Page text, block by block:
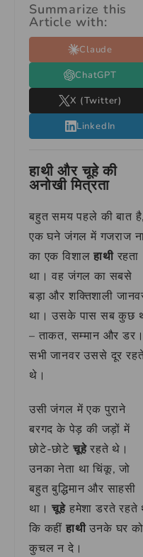
Summarize this
Article with:
Claude
ChatGPT
X (Twitter)
LinkedIn
हाथी और चूहे की
अनोखी मित्रता
बहुत समय पहले की बात है,
एक घने जंगल में गजराज
का एक विशालहाथीरहता
था। वह जंगल का सबसे
बड़ा और शक्तिशाली
था। उसके पास सब कुछ
– ताकत, सम्मान और डर।
सभी जानवर उससे दूर
थे।
उसी जंगल में एक पुराने
बरगद के पेड़ की जड़ों में
छोटे-छोटे चूहेरहते थे।
उनका नेता था चिंकू, जो
बहुत बुद्धिमान और साहसी
था।चूहे हमेशा डरते रहते
कि कहीं हाथीउनके घर को
कुचल न दे।